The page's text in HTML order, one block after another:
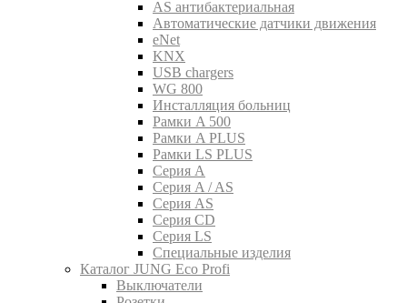
AS антибактериальная
Aвтоматические датчики движения
eNet
KNX
USB chargers
WG 800
Инсталляция больниц
Рамки A 500
Рамки A PLUS
Рамки LS PLUS
Серия A
Серия A / AS
Серия AS
Серия CD
Серия LS
Специальные изделия
Каталог JUNG Eco Profi
Выключатели